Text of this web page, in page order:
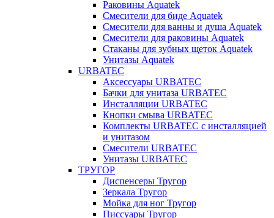
Раковины Aquatek
Смесители для биде Aquatek
Смесители для ванны и душа Aquatek
Смесители для раковины Aquatek
Стаканы для зубных щеток Aquatek
Унитазы Aquatek
URBATEC
Аксессуары URBATEC
Бачки для унитаза URBATEC
Инсталляции URBATEC
Кнопки смыва URBATEC
Комплекты URBATEC с инсталляцией
и унитазом
Смесители URBATEC
Унитазы URBATEC
ТРУГОР
Диспенсеры Тругор
Зеркала Тругор
Мойка для ног Тругор
Писсуары Тругор